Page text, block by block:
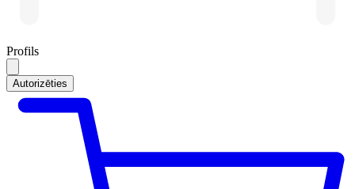
Profils
Autorizēties